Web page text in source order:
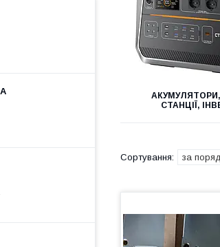
АКУМУЛЯТОРИ,
СТАНЦІЇ,